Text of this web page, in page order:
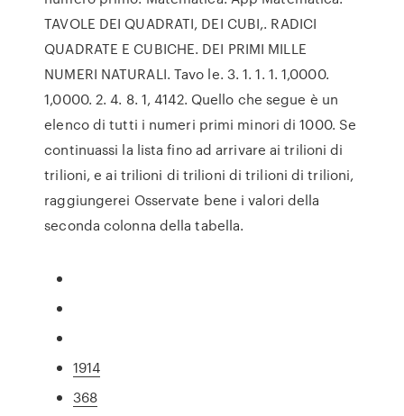
TAVOLE DEI QUADRATI, DEI CUBI,. RADICI
QUADRATE E CUBICHE. DEI PRIMI MILLE
NUMERI NATURALI. Tavo le. 3. 1. 1. 1. 1,0000.
1,0000. 2. 4. 8. 1, 4142. Quello che segue è un
elenco di tutti i numeri primi minori di 1000. Se
continuassi la lista fino ad arrivare ai trilioni di
trilioni, e ai trilioni di trilioni di trilioni di trilioni,
raggiungerei Osservate bene i valori della
seconda colonna della tabella.
1914
368